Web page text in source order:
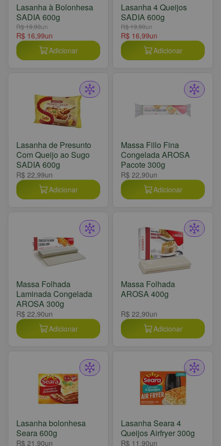
Lasanha à Bolonhesa
SADIA 600g
R$ 19,90un
R$ 16,99un
Adicionar
Lasanha 4 Queijos
SADIA 600g
R$ 19,90un
R$ 16,99un
Adicionar
Lasanha de Presunto
Com Queijo ao Sugo
SADIA 600g
R$ 22,99un
Adicionar
Massa Fillo Fina
Congelada AROSA
Pacote 300g
R$ 22,90un
Adicionar
Massa Folhada
Laminada Congelada
AROSA 300g
R$ 22,90un
Adicionar
Massa Folhada
AROSA 400g
R$ 22,90un
Adicionar
Lasanha bolonhesa
Seara 600g
R$ 21,90un
Lasanha Seara 4
Queijos Airfryer 300g
R$ 11,90un